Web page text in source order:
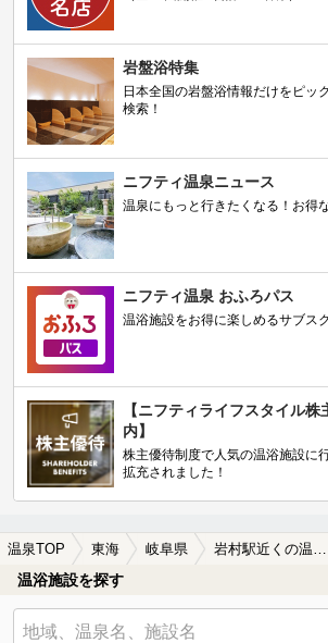
岩盤浴特集
日本全国の岩盤浴情報だけをピッ
検索！
ニフティ温泉ニュース
温泉にもっと行きたくなる！お得
ニフティ温泉 おふろパス
温浴施設をお得に楽しめるサブス
【ニフティライフスタイル株
内】
株主優待制度で人気の温浴施設に
拡充されました！
温泉TOP 東海 岐阜県
温浴施設を探す